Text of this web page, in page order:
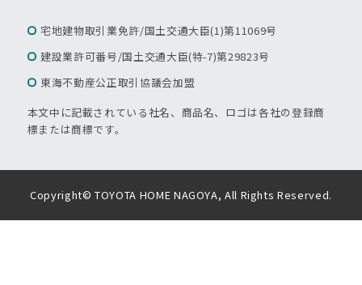
宅地建物取引業免許/国土交通大臣(1)第11069号
建設業許可番号/国土交通大臣(特-7)第29823号
東海不動産公正取引協議会加盟
本文中に記載されている社名、商品名、ロゴは各社の登録商
標または商標です。
Copyright© TOYOTA HOME NAGOYA, All Rights Reserved.